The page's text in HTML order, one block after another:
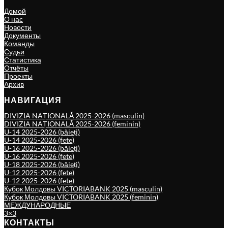
Домой
О нас
Новости
Документы
Команды
Судьи
Статистика
Отчёты
Проекты
Архив
НАВИГАЦИЯ
DIVIZIA NAȚIONALĂ 2025-2026 (masculin)
DIVIZIA NAȚIONALĂ 2025-2026 (feminin)
U-14 2025-2026 (băieți)
U-14 2025-2026 (fete)
U-16 2025-2026 (băieți)
U-16 2025-2026 (fete)
U-18 2025-2026 (băieți)
U-12 2025-2026 (fete)
U-12 2025-2026 (fete)
Кубок Молдовы VICTORIABANK 2025 (masculin)
Кубок Молдовы VICTORIABANK 2025 (feminin)
МЕЖДУНАРОДНЫЕ
3×3
КОНТАКТЫ